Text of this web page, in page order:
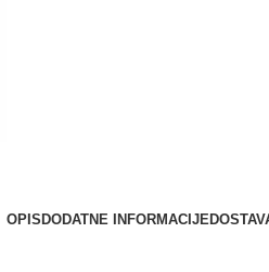
OPIS DODATNE INFORMACIJE